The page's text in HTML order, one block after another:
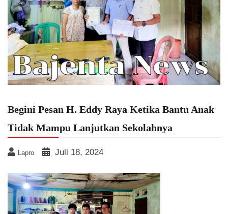
Begini Pesan H. Eddy Raya Ketika Bantu Anak
Tidak Mampu Lanjutkan Sekolahnya
Lapro Juli 18, 2024